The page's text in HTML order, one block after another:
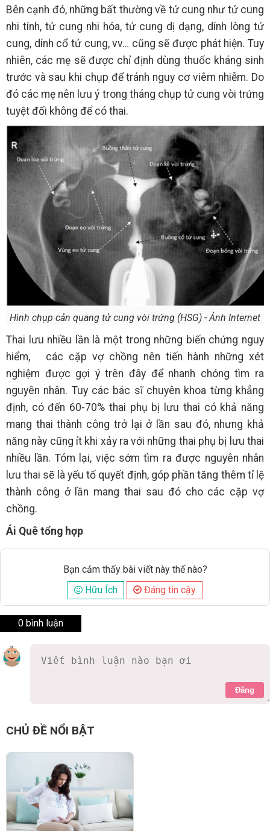
Bên cạnh đó, những bất thường về tử cung như tử cung
nhi tính, tử cung nhi hóa, tử cung dị dạng, dính lòng tử
cung, dính cổ tử cung, vv… cũng sẽ được phát hiện. Tuy
nhiên, các mẹ sẽ được chỉ định dùng thuốc kháng sinh
trước và sau khi chụp để tránh nguy cơ viêm nhiễm. Do
đó các mẹ nên lưu ý trong tháng chụp tử cung vòi trứng
tuyệt đối không để có thai.
Hình chụp cản quang tử cung vòi trứng (HSG) - Ảnh Internet
Thai lưu nhiều lần là một trong những biến chứng nguy
hiểm,
các cặp vợ chồng nên tiến hành những xét
nghiệm được gợi ý trên đây để nhanh chóng tìm ra
nguyên nhân. Tuy các bác sĩ chuyên khoa từng khẳng
định, có đến 60-70% thai phụ bị lưu thai có khả năng
mang thai thành công trở lại ở lần sau đó, nhưng khả
năng này cũng ít khi xảy ra với những thai phụ bị lưu thai
nhiều lần. Tóm lại, việc sớm tìm ra được nguyên nhân
lưu thai sẽ là yếu tố quyết định, góp phần tăng thêm tỉ lệ
thành công ở lần mang thai sau đó cho các cặp vợ
chồng.
Ái Quê tổng hợp
Bạn cảm thấy bài viết này thế nào?
Hữu Ích
Đáng tin cậy
0 bình luận
Đăng
CHỦ ĐỀ NỔI BẬT